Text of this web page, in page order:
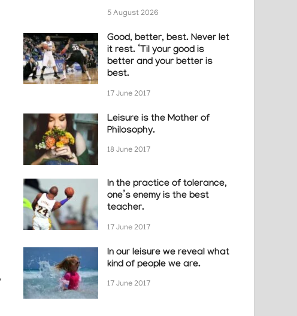
5 August 2026
Good, better, best. Never let
it rest. ‘Til your good is
better and your better is
best.
17 June 2017
Leisure is the Mother of
Philosophy.
18 June 2017
In the practice of tolerance,
one’s enemy is the best
teacher.
17 June 2017
In our leisure we reveal what
kind of people we are.
17 June 2017